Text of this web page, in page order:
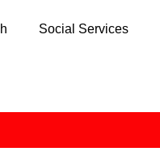
Social Services